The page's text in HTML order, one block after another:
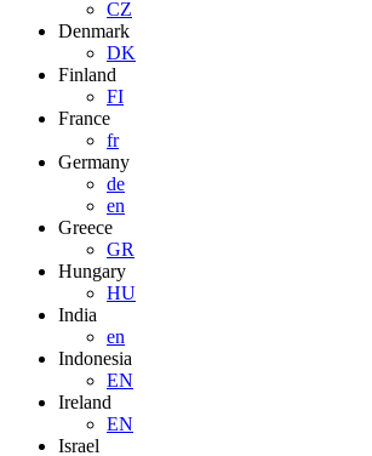
CZ
Denmark
DK
Finland
FI
France
fr
Germany
de
en
Greece
GR
Hungary
HU
India
en
Indonesia
EN
Ireland
EN
Israel